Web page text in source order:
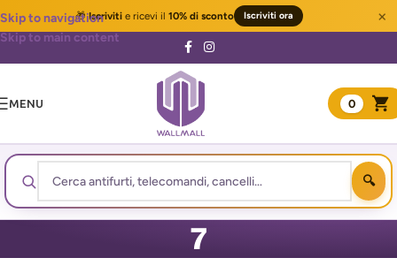
🎁Iscrivitie ricevi il 10% di sconto Iscriviti ora ×
Skip to navigation
Skip to main content
MENU 0
7